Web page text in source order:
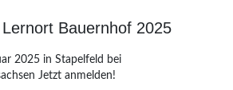
Bauernhof 2025
2025 in Stapelfeld bei
Jetzt anmelden!